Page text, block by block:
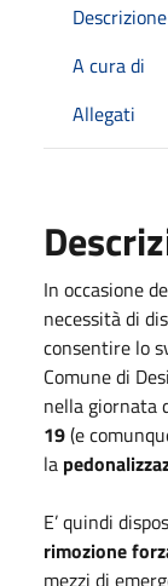
Descrizione
A cura di
Allegati
In occasione
necessità di
consentire lo
Comune di
nella giornata
19(e
la
E’ quindi
rimozione
mezzi di